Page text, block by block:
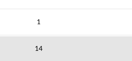
1
14